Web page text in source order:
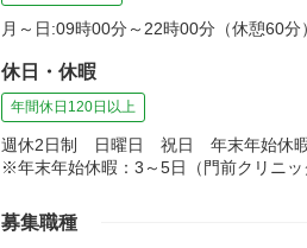
月～日:09時00分～22時00分（休憩60分）
休日・休暇
年間休日120日以上
週休2日制 日曜日 祝日 年末年始休
※年末年始休暇：3～5日（門前クリニッ
募集職種